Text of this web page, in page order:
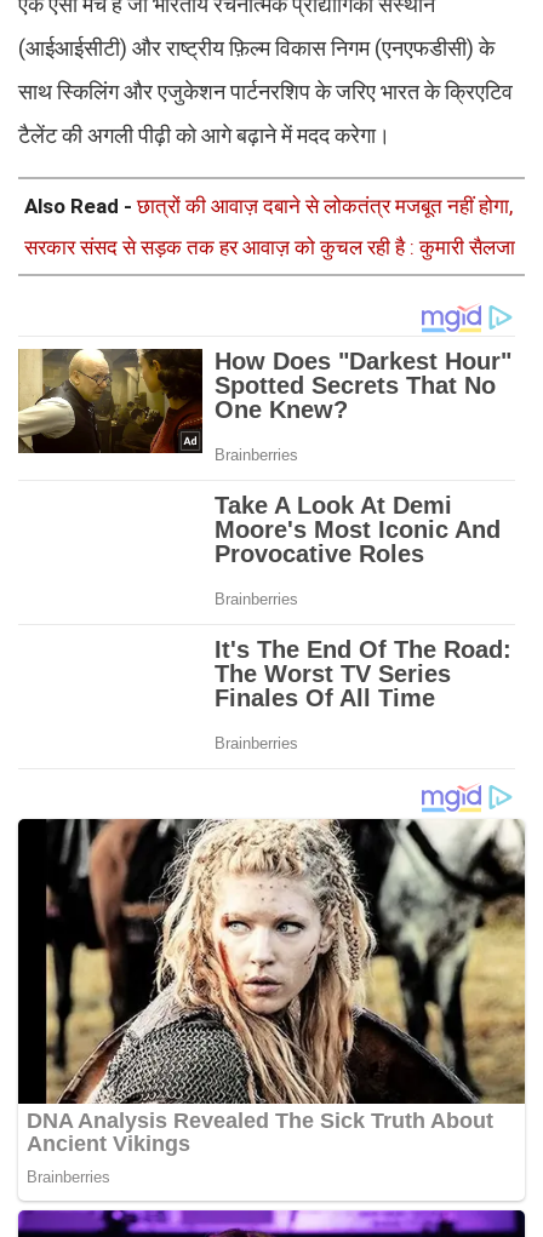
(आईआईसीटी) और राष्ट्रीय फ़िल्म विकास निगम (एनएफडीसी) के
साथ स्किलिंग और एजुकेशन पार्टनरशिप के जरिए भारत के क्रिएटिव
टैलेंट की अगली पीढ़ी को आगे बढ़ाने में मदद करेगा।
Also Read -छात्रों की आवाज़ दबाने से लोकतंत्र मजबूत नहीं होगा,
सरकार संसद से सड़क तक हर आवाज़ को कुचल रही है : कुमारी सैलजा